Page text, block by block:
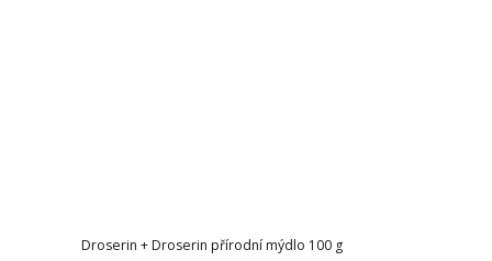
Droserin + Droserin přírodní mýdlo 100 g